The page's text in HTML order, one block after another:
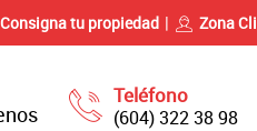
Consigna tu propiedad Zona
Teléfono
(604) 322 38 98